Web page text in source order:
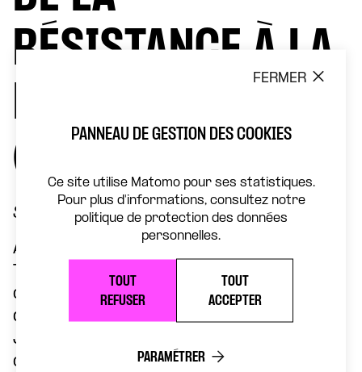
RÉSISTANCE À LA
DICTATURE
(1964-1985)
Samedi 6 septembre, de 15h à 16h30
Afin d’illustrer en musique l’implication du
Théâtre de la Concorde dans la saison
croisée France-Brésil, Elsa Boublil,
directrice du Théâtre de la Concorde, et
Jérôme Pigeon, producteur de l’album
culte Cru de Seu Jorge, vous proposent
FERMER
PANNEAU DE GESTION DES COOKIES
Ce site utilise Matomo pour ses statistiques.
Pour plus d'informations, consultez notre
politique de protection des données
personnelles.
TOUT
REFUSER
TOUT
ACCEPTER
PARAMÉTRER